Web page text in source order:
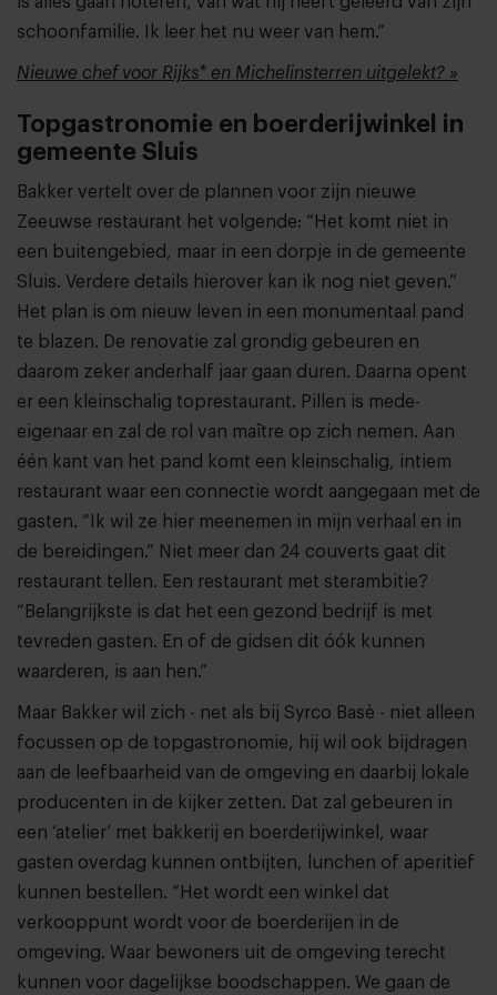
schoonfamilie. Ik leer het nu weer van hem.”
Nieuwe chef voor Rijks* en Michelinsterren uitgelekt? »
Topgastronomie en boerderijwinkel in
gemeente Sluis
Bakker vertelt over de plannen voor zijn nieuwe
Zeeuwse restaurant het volgende: “Het komt niet in
een buitengebied, maar in een dorpje in de gemeente
Sluis. Verdere details hierover kan ik nog niet geven.”
Het plan is om nieuw leven in een monumentaal pand
te blazen. De renovatie zal grondig gebeuren en
daarom zeker anderhalf jaar gaan duren. Daarna opent
er een kleinschalig toprestaurant. Pillen is mede-
eigenaar en zal de rol van maître op zich nemen. Aan
één kant van het pand komt een kleinschalig, intiem
restaurant waar een connectie wordt aangegaan met de
gasten. “Ik wil ze hier meenemen in mijn verhaal en in
de bereidingen.” Niet meer dan 24 couverts gaat dit
restaurant tellen. Een restaurant met sterambitie?
“Belangrijkste is dat het een gezond bedrijf is met
tevreden gasten. En of de gidsen dit óók kunnen
waarderen, is aan hen.”
Maar Bakker wil zich - net als bij Syrco Basè - niet alleen
focussen op de topgastronomie, hij wil ook bijdragen
aan de leefbaarheid van de omgeving en daarbij lokale
producenten in de kijker zetten. Dat zal gebeuren in
een ‘atelier’ met bakkerij en boerderijwinkel, waar
gasten overdag kunnen ontbijten, lunchen of aperitief
kunnen bestellen. “Het wordt een winkel dat
verkooppunt wordt voor de boerderijen in de
omgeving. Waar bewoners uit de omgeving terecht
kunnen voor dagelijkse boodschappen. We gaan de